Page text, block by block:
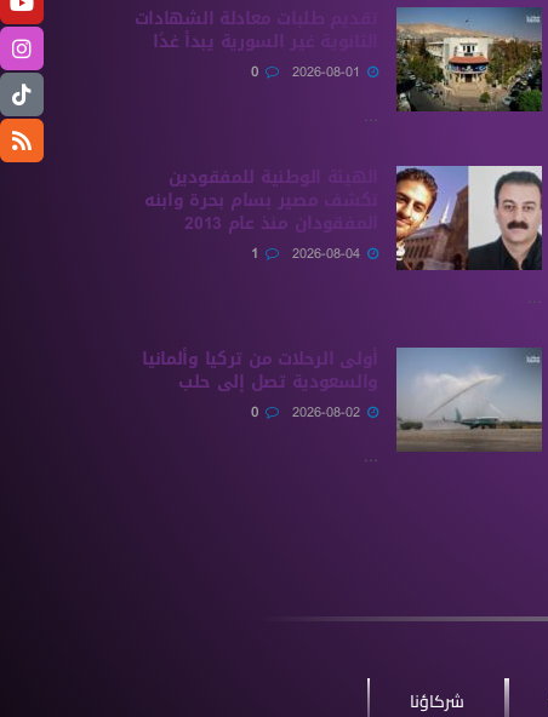
تقديم طلبات معادلة الشهادات
الثانوية ‏غير السورية يبدأ غدًا
...
الهيئة الوطنية للمفقودين
تكشف مصير بسام بحرة وابنه
المفقودان منذ عام 2013
...
أولى الرحلات من ‏تركيا وألمانيا
والسعودية تصل إلى حلب
...
شركاؤنا